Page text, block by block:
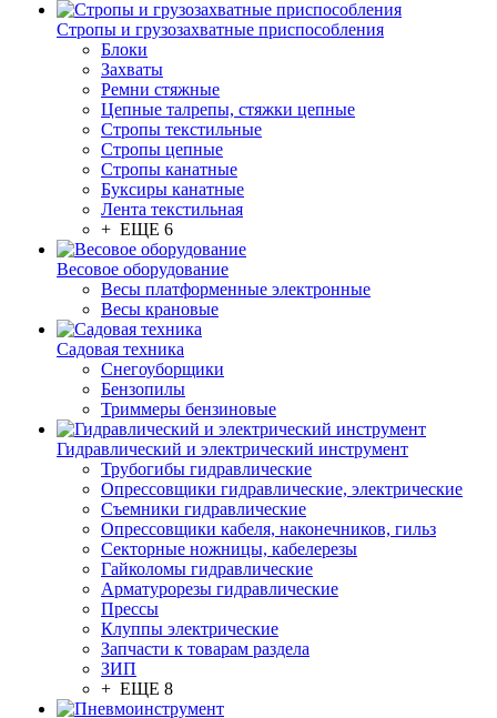
Стропы и грузозахватные приспособления
Блоки
Захваты
Ремни стяжные
Цепные талрепы, стяжки цепные
Стропы текстильные
Стропы цепные
Стропы канатные
Буксиры канатные
Лента текстильная
+ ЕЩЕ 6
Весовое оборудование
Весы платформенные электронные
Весы крановые
Садовая техника
Снегоуборщики
Бензопилы
Триммеры бензиновые
Гидравлический и электрический инструмент
Трубогибы гидравлические
Опрессовщики гидравлические, электрические
Съемники гидравлические
Опрессовщики кабеля, наконечников, гильз
Секторные ножницы, кабелерезы
Гайколомы гидравлические
Арматурорезы гидравлические
Прессы
Клуппы электрические
Запчасти к товарам раздела
ЗИП
+ ЕЩЕ 8